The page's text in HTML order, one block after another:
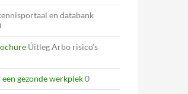
en databank
Úitleg Arbo risico’s
gezonde werkplek0